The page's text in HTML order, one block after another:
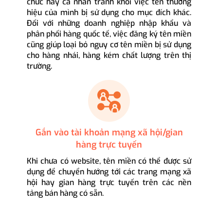
hiệu của mình bị sử dụng cho mục đích khác.
Đối với những doanh nghiệp nhập khẩu và
phân phối hàng quốc tế, việc đăng ký tên miền
cũng giúp loại bỏ nguy cơ tên miền bị sử dụng
cho hàng nhái, hàng kém chất lượng trên thị
trường.
Gắn vào tài khoản mạng xã hội/gian
hàng trực tuyến
Khi chưa có website, tên miền có thể được sử
dụng để chuyển hướng tới các trang mạng xã
hội hay gian hàng trực tuyến trên các nền
tảng bán hàng có sẵn.